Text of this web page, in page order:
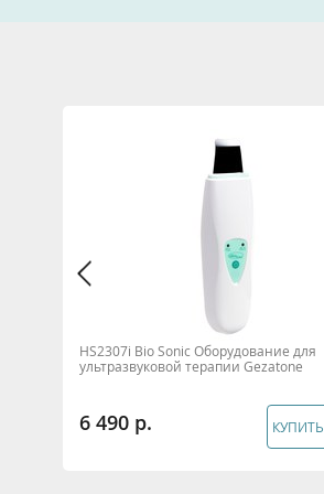
HS2307i Bio Sonic Оборудование для
ультразвуковой терапии Gezatone
6 490 КУПИТЬ